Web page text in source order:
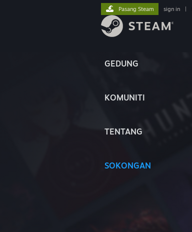
GEDUNG
KOMUNITI
TENTANG
SOKONGAN
Pasang Steam sign in